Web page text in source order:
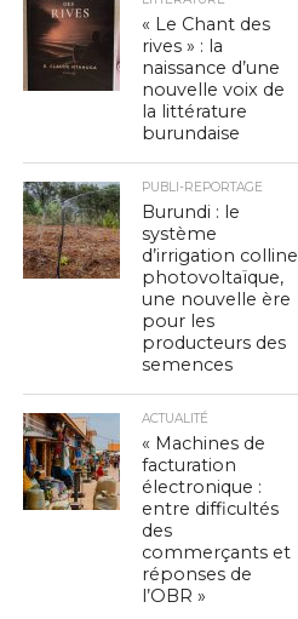
« Le Chant des
rives » : la
naissance d’une
nouvelle voix de
la littérature
burundaise
PUBLI-REPORTAGE
Burundi : le
système
d’irrigation colline
photovoltaïque,
une nouvelle ère
pour les
producteurs des
semences
ACTUALITÉ
« Machines de
facturation
électronique :
entre difficultés
des
commerçants et
réponses de
l’OBR »